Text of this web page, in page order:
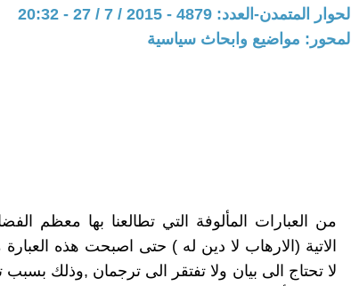
الحوار المتمدن-العدد: 4879 - 2015 / 7 / 27 - 20:32
المحور: مواضيع وابحاث سياسية
من العبارات المألوفة التي تطالعنا بها معظم
الاتية (الارهاب لا دين له ) حتى اصبحت هذه
لا تحتاج الى بيان ولا تفتقر الى ترجمان ,وذلك بسبب